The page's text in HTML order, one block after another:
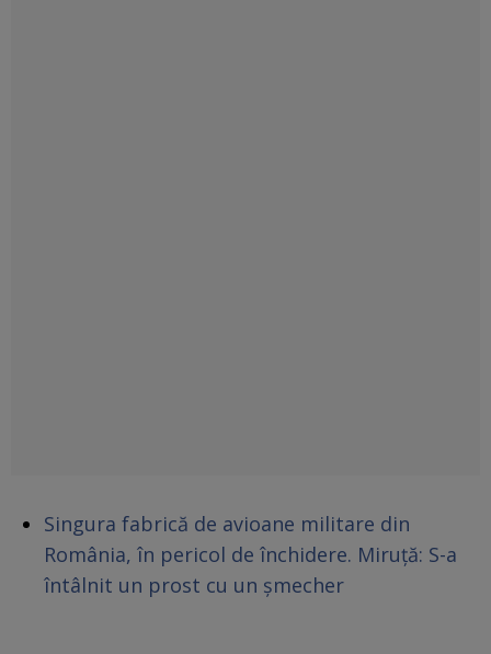
Singura fabrică de avioane militare din
România, în pericol de închidere. Miruță: S-a
întâlnit un prost cu un șmecher